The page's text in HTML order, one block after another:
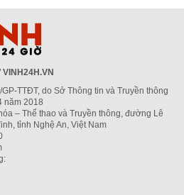
TTĐT, do Sở Thông tin và Truyền thông
năm 2018
– Thể thao và Truyền thông, đường Lê
tỉnh Nghệ An, Việt Nam